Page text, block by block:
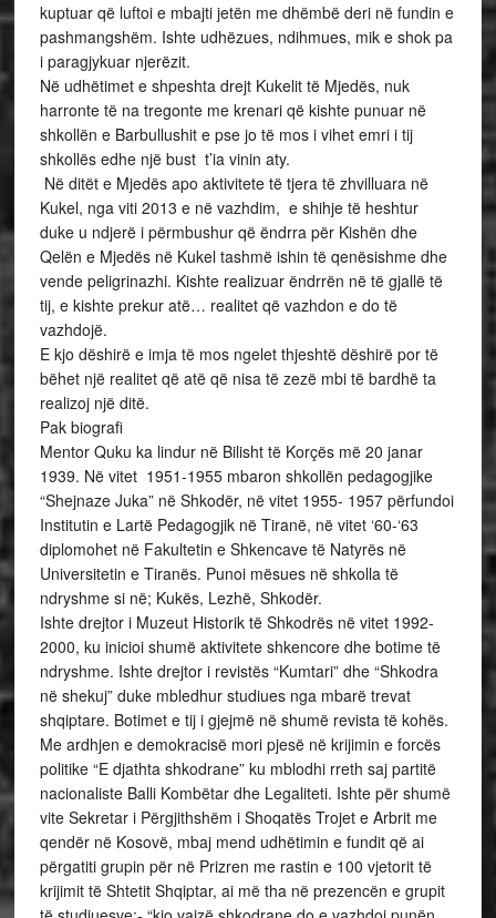
kuptuar që luftoi e mbajti jetën me dhëmbë deri në fundin e
pashmangshëm. Ishte udhëzues, ndihmues, mik e shok pa
i paragjykuar njerëzit.
Në udhëtimet e shpeshta drejt Kukelit të Mjedës, nuk
harronte të na tregonte me krenari që kishte punuar në
shkollën e Barbullushit e pse jo të mos i vihet emri i tij
shkollës edhe një bust t’ia vinin aty.
Në ditët e Mjedës apo aktivitete të tjera të zhvilluara në
Kukel, nga viti 2013 e në vazhdim, e shihje të heshtur
duke u ndjerë i përmbushur që ëndrra për Kishën dhe
Qelën e Mjedës në Kukel tashmë ishin të qenësishme dhe
vende peligrinazhi. Kishte realizuar ëndrrën në të gjallë të
tij, e kishte prekur atë… realitet që vazhdon e do të
vazhdojë.
E kjo dëshirë e imja të mos ngelet thjeshtë dëshirë por të
bëhet një realitet që atë që nisa të zezë mbi të bardhë ta
realizoj një ditë.
Pak biografi
Mentor Quku ka lindur në Bilisht të Korçës më 20 janar
1939. Në vitet 1951-1955 mbaron shkollën pedagogjike
“Shejnaze Juka” në Shkodër, në vitet 1955- 1957 përfundoi
Institutin e Lartë Pedagogjik në Tiranë, në vitet ‘60-‘63
diplomohet në Fakultetin e Shkencave të Natyrës në
Universitetin e Tiranës. Punoi mësues në shkolla të
ndryshme si në; Kukës, Lezhë, Shkodër.
Ishte drejtor i Muzeut Historik të Shkodrës në vitet 1992-
2000, ku inicioi shumë aktivitete shkencore dhe botime të
ndryshme. Ishte drejtor i revistës “Kumtari” dhe “Shkodra
në shekuj” duke mbledhur studiues nga mbarë trevat
shqiptare. Botimet e tij i gjejmë në shumë revista të kohës.
Me ardhjen e demokracisë mori pjesë në krijimin e forcës
politike “E djathta shkodrane” ku mblodhi rreth saj partitë
nacionaliste Balli Kombëtar dhe Legaliteti. Ishte për shumë
vite Sekretar i Përgjithshëm i Shoqatës Trojet e Arbrit me
qendër në Kosovë, mbaj mend udhëtimin e fundit që ai
përgatiti grupin për në Prizren me rastin e 100 vjetorit të
krijimit të Shtetit Shqiptar, ai më tha në prezencën e grupit